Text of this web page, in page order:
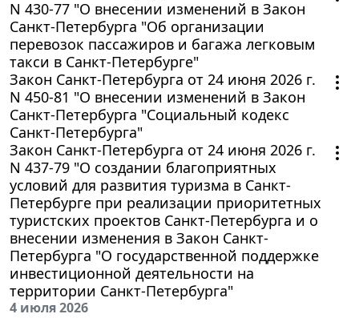
N 430-77 "О внесении изменений в Закон
Санкт-Петербурга "Об организации
перевозок пассажиров и багажа легковым
такси в Санкт-Петербурге"
Закон Санкт-Петербурга от 24 июня 2026 г.
N 450-81 "О внесении изменений в Закон
Санкт-Петербурга "Социальный кодекс
Санкт-Петербурга"
Закон Санкт-Петербурга от 24 июня 2026 г.
N 437-79 "О создании благоприятных
условий для развития туризма в Санкт-
Петербурге при реализации приоритетных
туристских проектов Санкт-Петербурга и о
внесении изменения в Закон Санкт-
Петербурга "О государственной поддержке
инвестиционной деятельности на
территории Санкт-Петербурга"
4 июля 2026